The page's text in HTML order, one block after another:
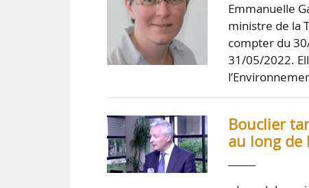
Emmanuelle
ministre de la
compter du
31/05/2022.
Bouclier
au long de